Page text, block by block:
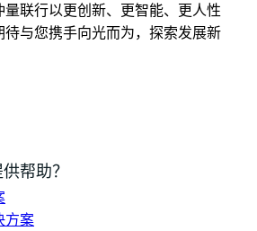
量联行以更创新、更智能、更人性
与您携手向光而为，探索发展新
帮助？
方案